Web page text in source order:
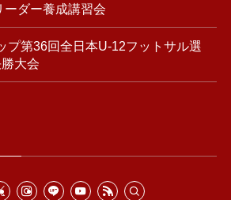
ーダー養成講習会
プ第36回全日本U-12フットサル選
大会